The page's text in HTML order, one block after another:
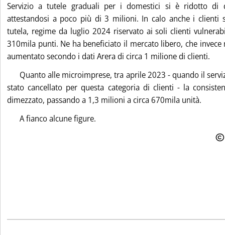
Servizio a tutele graduali per i domestici si è ridotto di
attestandosi a poco più di 3 milioni. In calo anche i clienti
tutela, regime da luglio 2024 riservato ai soli clienti
310mila punti. Ne ha beneficiato il mercato libero, che invece
aumentato secondo i dati Arera di circa 1 milione di clienti.
Quanto alle microimprese, tra aprile 2023 - quando il
stato cancellato per questa categoria di clienti - la
dimezzato, passando a 1,3 milioni a circa 670mila unità.
A fianco alcune figure.